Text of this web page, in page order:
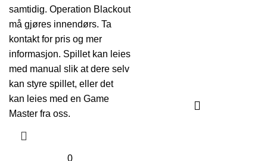
samtidig. Operation Blackout
må gjøres innendørs. Ta
kontakt for pris og mer
informasjon. Spillet kan leies
med manual slik at dere selv
kan styre spillet, eller det
kan leies med en Game
Master fra oss.
0